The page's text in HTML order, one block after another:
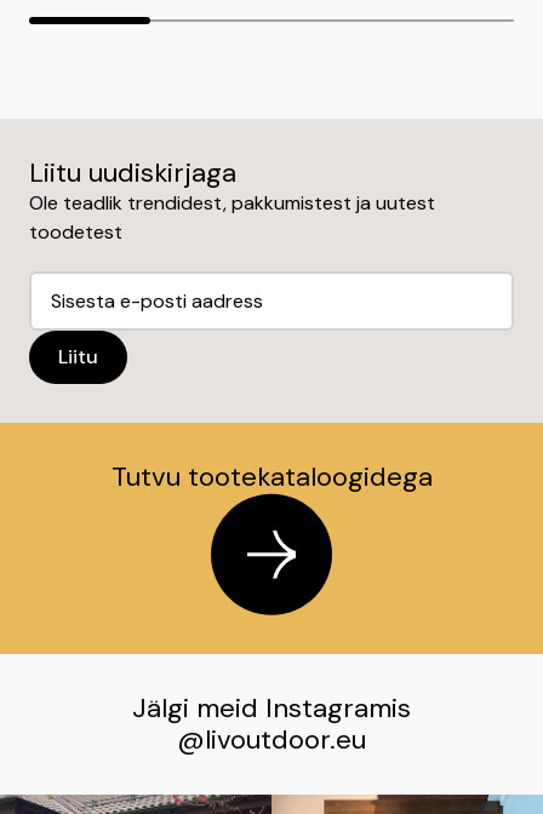
Liitu uudiskirjaga
Ole teadlik trendidest, pakkumistest ja uutest
toodetest
Tutvu tootekataloogidega
Jälgi meid Instagramis
@livoutdoor.eu